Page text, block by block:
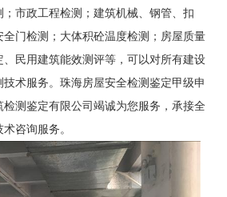
市政工程检测；建筑机械、钢管、扣
门检测；大体积砼温度检测；房屋质量
民用建筑能效测评等，可以对所有建设
术服务。 珠海房屋安全检测鉴定甲级申
测鉴定有限公司竭诚为您服务，承接全
咨询服务。